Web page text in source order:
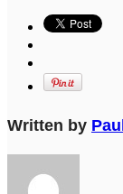
Written by